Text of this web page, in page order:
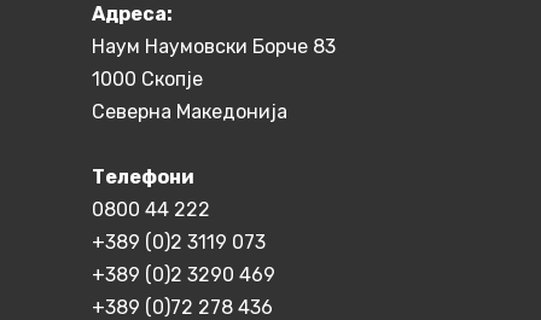
Aдреса:
Наум Наумовски Борче 83
1000 Скопје
Северна Македонија
Телефони
0800 44 222
+389 (0)2 3119 073
+389 (0)2 3290 469
+389 (0)72 278 436